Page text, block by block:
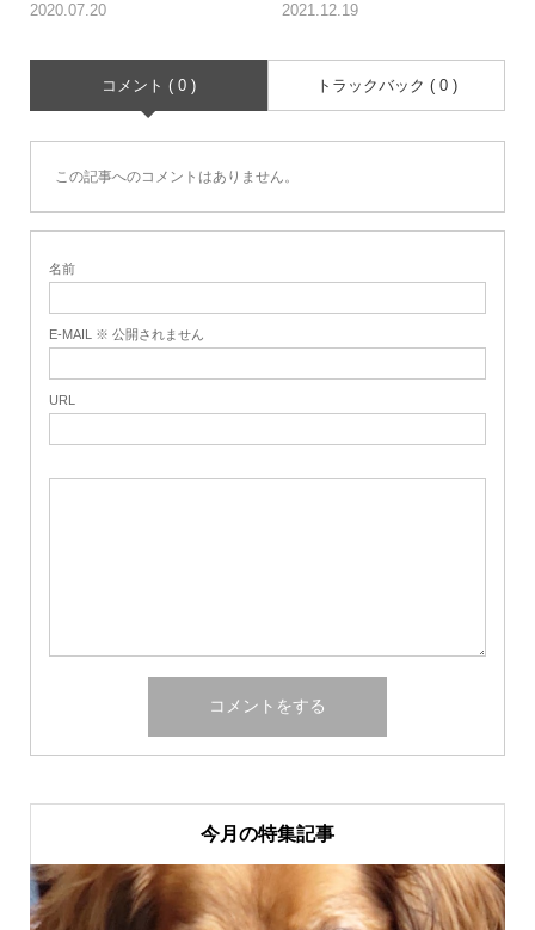
2020.07.20 2021.12.19
コメント ( 0 ) トラックバック ( 0 )
この記事へのコメントはありません。
名前
E-MAIL ※ 公開されません
URL
今月の特集記事